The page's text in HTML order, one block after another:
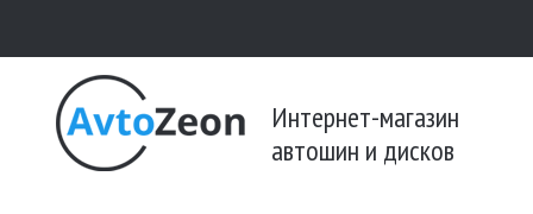
Интернет-магазин
автошин и дисков